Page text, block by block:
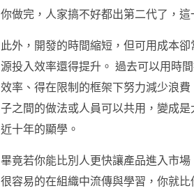
你做完，人家搞不好都出第二代了，這
此外，開發的時間縮短，但可用成本
源投入效率還得提升。 過去可以用時
效率、得在限制的框架下努力減少浪
子之間的做法或人員可以共用，變成
近十年的顯學。
畢竟若你能比別人更快讓產品進入市
很容易的在組織中流傳與學習，你就